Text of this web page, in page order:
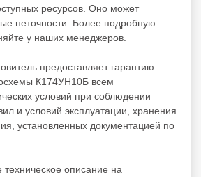
ресурсов. Оно может
неточности. Более подробную
у наших менеджеров.
предоставляет гарантию
К174УН10Б всем
условий при соблюдении
и условий эксплуатации, хранения
установленных документацией по
техническое описание на